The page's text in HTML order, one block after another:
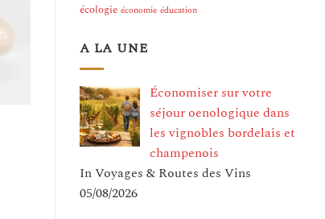
écologie économie éducation
A LA UNE
Économiser sur votre
séjour oenologique dans
les vignobles bordelais et
champenois
In Voyages & Routes des Vins
05/08/2026